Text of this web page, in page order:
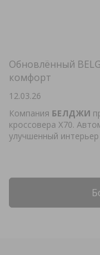
Обновлённый
комфорт
12.03.26
Компания БЕЛДЖИ
кроссовера X70.
улучшенный